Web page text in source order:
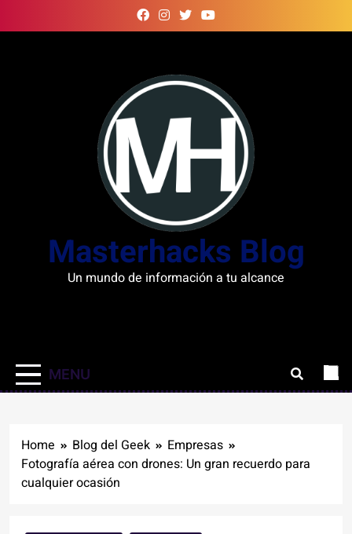
to
Masterhacks Blog
Un mundo de información a tu alcance
MENU
Home Blog del Geek
Empresas
Fotografía aérea con drones: Un gran recuerdo para
cualquier ocasión